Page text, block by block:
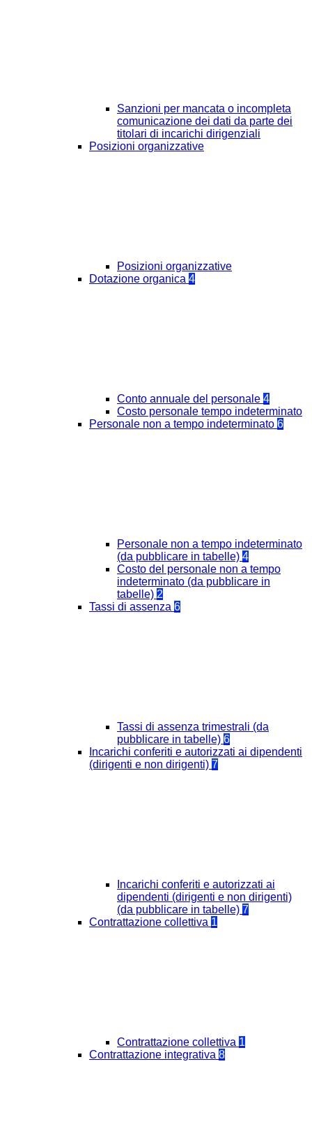
Sanzioni per mancata o incompleta
comunicazione dei dati da parte dei
titolari di incarichi dirigenziali
Posizioni organizzative
Posizioni organizzative
Dotazione organica 4
Conto annuale del personale 4
Costo personale tempo indeterminato
Personale non a tempo indeterminato 6
Personale non a tempo indeterminato
(da pubblicare in tabelle) 4
Costo del personale non a tempo
indeterminato (da pubblicare in
tabelle) 2
Tassi di assenza 6
Tassi di assenza trimestrali (da
pubblicare in tabelle) 6
Incarichi conferiti e autorizzati ai dipendenti
(dirigenti e non dirigenti) 7
Incarichi conferiti e autorizzati ai
dipendenti (dirigenti e non dirigenti)
(da pubblicare in tabelle) 7
Contrattazione collettiva 1
Contrattazione collettiva 1
Contrattazione integrativa 8